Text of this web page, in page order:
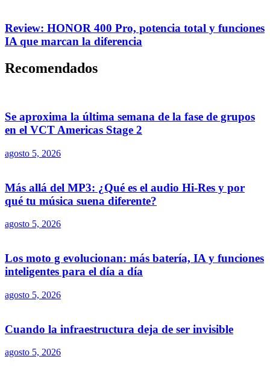
Review: HONOR 400 Pro, potencia total y funciones
IA que marcan la diferencia
Recomendados
Se aproxima la última semana de la fase de grupos
en el VCT Americas Stage 2
agosto 5, 2026
Más allá del MP3: ¿Qué es el audio Hi-Res y por
qué tu música suena diferente?
agosto 5, 2026
Los moto g evolucionan: más batería, IA y funciones
inteligentes para el día a día
agosto 5, 2026
Cuando la infraestructura deja de ser invisible
agosto 5, 2026